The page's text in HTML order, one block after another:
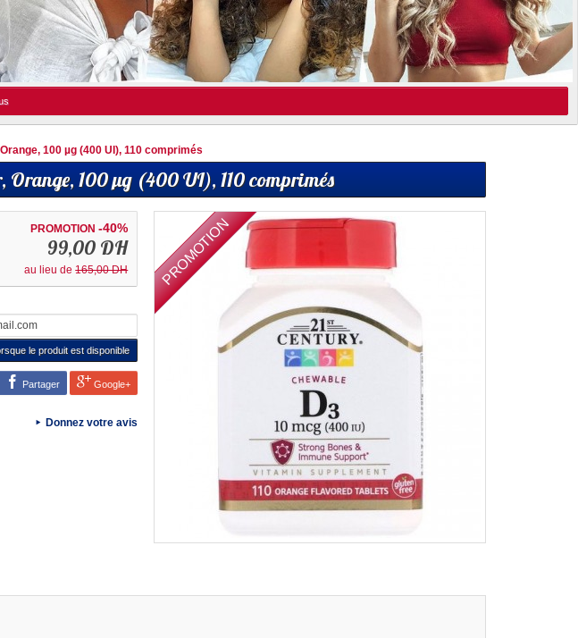
100 µg (400 UI), 110 comprimés
Orange, 100 µg (400 UI), 110 comprimés
PROMOTION
PROMOTION-40%
99,00 DH
au lieu de165,00 DH
le produit est disponible
Partager Google+
Donnez votre avis